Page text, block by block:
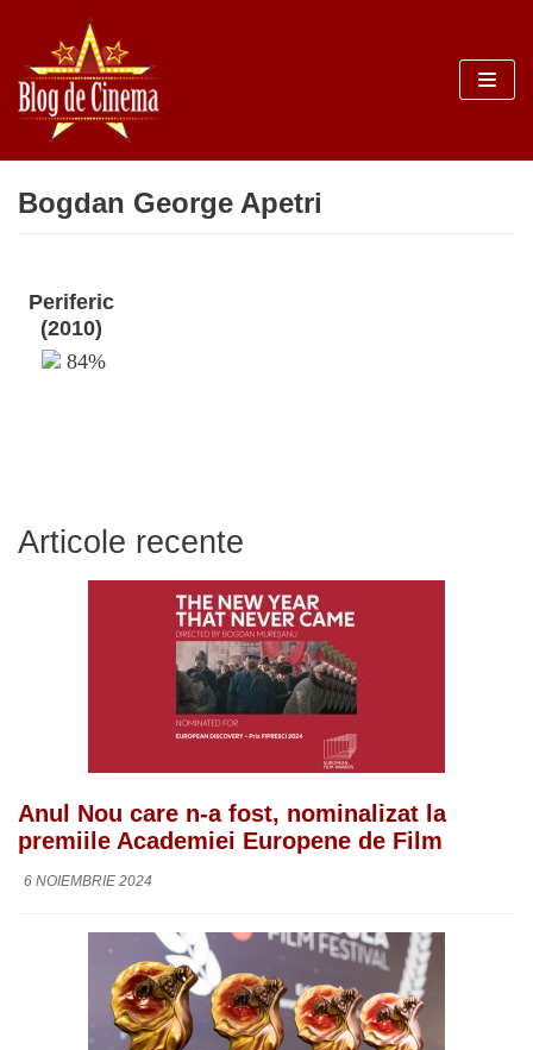
Sari
la
conținut
Bogdan George Apetri
Periferic
(2010)
84%
Articole recente
Anul Nou care n-a fost, nominalizat la
premiile Academiei Europene de Film
6 NOIEMBRIE 2024